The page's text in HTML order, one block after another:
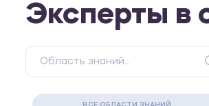
Эксперты в
ВСЕ ОБЛАСТИ ЗНАНИЙ